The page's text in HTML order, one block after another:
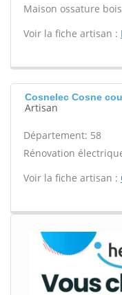
Maison ossature
Voir la fiche artisan :
Cosnelec Cosne
Artisan
Département: 58
Rénovation
Voir la fiche artisan :